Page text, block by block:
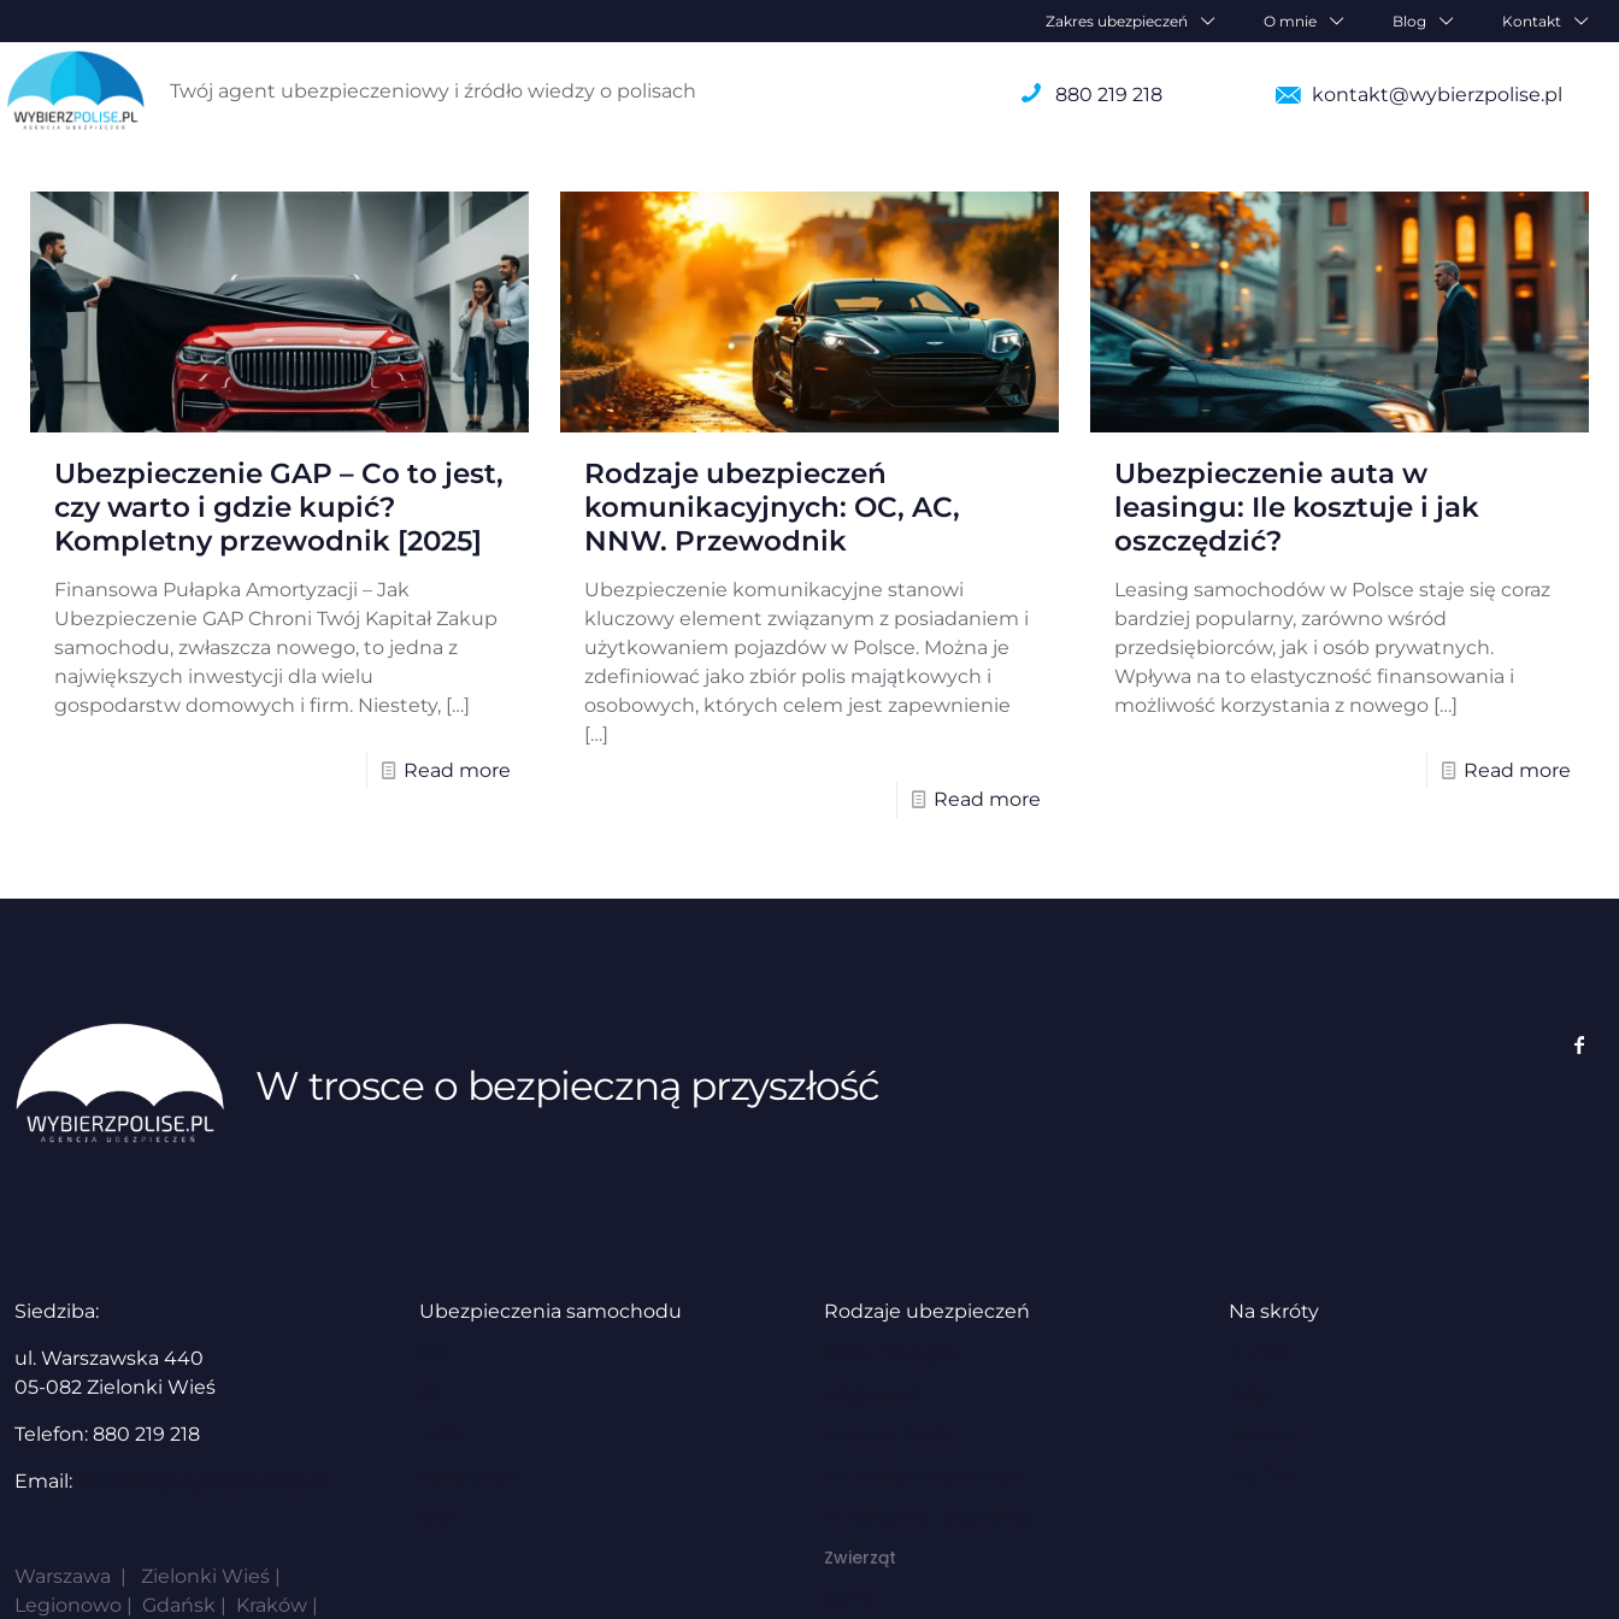
Zakres ubezpieczeń O mnie Blog Kontakt
Twój agent ubezpieczeniowy i źródło wiedzy o polisach 880 219 218 kontakt@wybierzpolise.pl
GAP
Ubezpieczenie GAP – Co to jest,
czy warto i gdzie kupić?
Kompletny przewodnik [2025]
Finansowa Pułapka Amortyzacji – Jak
Ubezpieczenie GAP Chroni Twój Kapitał Zakup
samochodu, zwłaszcza nowego, to jedna z
największych inwestycji dla wielu
gospodarstw domowych i firm. Niestety, […]
Read more
Rodzaje ubezpieczeń
komunikacyjnych: OC, AC,
NNW. Przewodnik
Ubezpieczenie komunikacyjne stanowi
kluczowy element związanym z posiadaniem i
użytkowaniem pojazdów w Polsce. Można je
zdefiniować jako zbiór polis majątkowych i
osobowych, których celem jest zapewnienie
[…]
Read more
Ubezpieczenie auta w
leasingu: Ile kosztuje i jak
oszczędzić?
Leasing samochodów w Polsce staje się coraz
bardziej popularny, zarówno wśród
przedsiębiorców, jak i osób prywatnych.
Wpływa na to elastyczność finansowania i
możliwość korzystania z nowego […]
Read more
W trosce o bezpieczną przyszłość
Siedziba:
ul. Warszawska 440
05-082 Zielonki Wieś
Telefon: 880 219 218
Email:
Warszawa | Zielonki Wieś |
Legionowo | Gdańsk | Kraków |
Ubezpieczenia samochodu Rodzaje ubezpieczeń
Zwierząt
Na skróty